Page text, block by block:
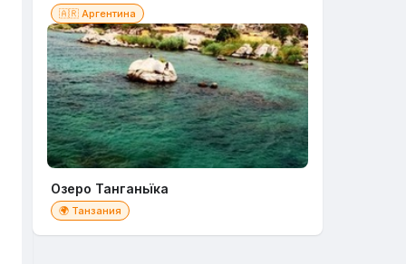
🇦🇷 Аргентина
Озеро Танганьїка
🌍 Танзания